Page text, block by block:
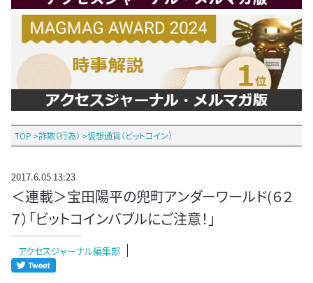
TOP >詐欺（行為） >仮想通貨（ビットコイン）
2017.6.05 13:23
＜連載＞宝田陽平の兜町アンダーワールド(６２
７）「ビットコインバブルにご注意！」
アクセスジャーナル編集部